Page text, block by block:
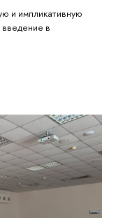
и импликативную
в